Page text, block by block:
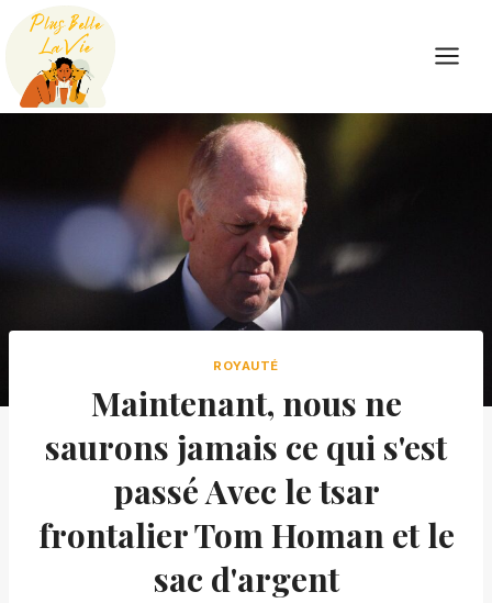
Skip
content
ROYAUTÉ
Maintenant, nous ne
saurons jamais ce qui s'est
passé Avec le tsar
frontalier Tom Homan et le
sac d'argent